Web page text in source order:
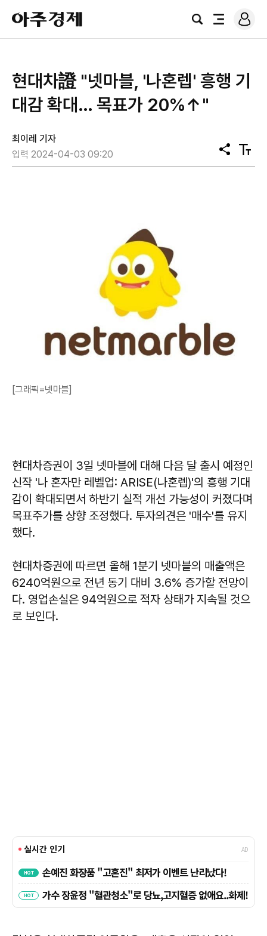
아
주
경
검
전
로
그
현대차證 "넷마블, '나혼렙' 흥행 기
대감 확대… 목표가 20%↑"
최이레 기자
입력 2024-04-03 09:20
공
유
텍
스
[그래픽=넷마블]
현대차증권이 3일 넷마블에 대해 다음 달 출시 예정인
신작 '나 혼자만 레벨업: ARISE(나혼렙)'의 흥행 기대
감이 확대되면서 하반기 실적 개선 가능성이 커졌다며
목표주가를 상향 조정했다. 투자의견은 '매수'를 유지
했다.
현대차증권에 따르면 올해 1분기 넷마블의 매출액은
6240억원으로 전년 동기 대비 3.6% 증가할 전망이
다. 영업손실은 94억원으로 적자 상태가 지속될 것으
로 보인다.